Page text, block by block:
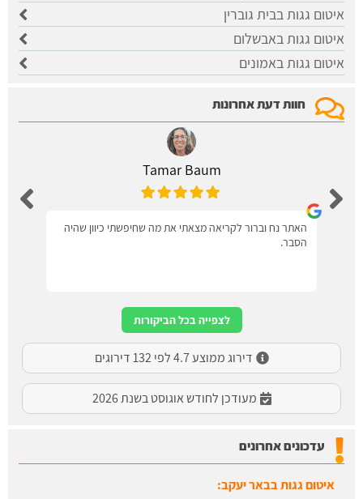
איטום גגות בבית גוברין
איטום גגות באבשלום
איטום גגות באמונים
חוות דעת אחרונות
Tamar Baum
האתר נח וברור לקריאה מצאתי את מה שחיפשתי כיוון שהיה
הסבר.
לצפייה בכל הביקורות
דירוג ממוצע 4.7 לפי 132 דירוגים
מעודכן לחודש אוגוסט בשנת 2026
עדכונים אחרונים
איטום גגות בבאר יעקב: